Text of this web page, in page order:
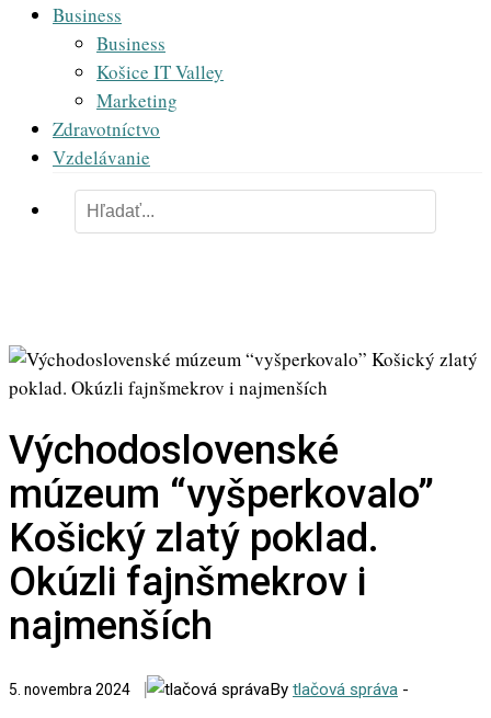
Business
Business
Košice IT Valley
Marketing
Zdravotníctvo
Vzdelávanie
Východoslovenské
múzeum “vyšperkovalo”
Košický zlatý poklad.
Okúzli fajnšmekrov i
najmenších
5. novembra 2024 By tlačová správa -